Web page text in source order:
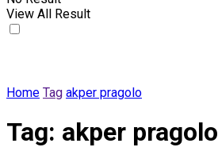
View All Result
Home Tag akper pragolo
Tag: akper pragolo